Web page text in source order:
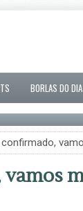
BORLAS DO DIA
confirmado,